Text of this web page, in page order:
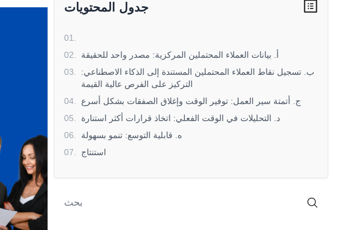
جدول المحتويات
01
02
أ. بيانات العملاء المحتملين المركزية: مصدر واحد للحقيقة
03
ب. تسجيل نقاط العملاء المحتملين المستندة إلى الذكاء الاصطناعي:
التركيز على الفرص عالية القيمة
04
ج. أتمتة سير العمل: توفير الوقت وإغلاق الصفقات بشكل أسرع
05
د. التحليلات في الوقت الفعلي: اتخاذ قرارات أكثر استنارة
06
ه. قابلية التوسع: تنمو بسهولة
07
استنتاج